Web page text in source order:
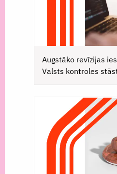
Augstāko revīzijas
Valsts kontroles